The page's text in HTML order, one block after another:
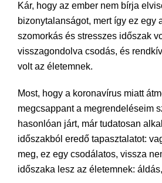
Kár, hogy az ember nem bírja
bizonytalanságot, mert így ez egy
szomorkás és stresszes időszak
visszagondolva csodás, és
volt az életemnek.
Most, hogy a koronavírus miatt
megcsappant a megrendeléseim
hasonlóan járt, már tudatosan
időszakból eredő tapasztalatot:
meg, ez egy csodálatos, vissza
időszaka lesz az életemnek: